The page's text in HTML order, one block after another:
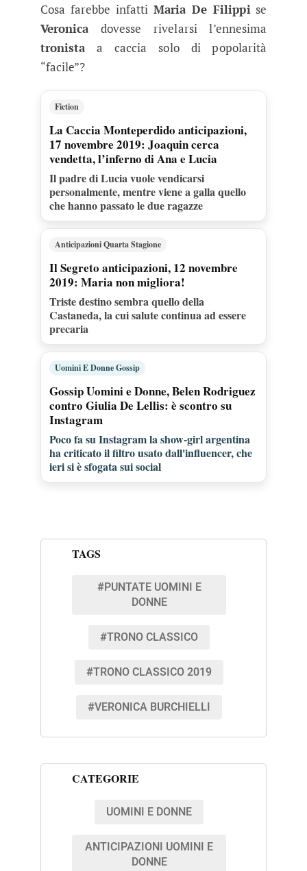
Cosa farebbe infattiMaria De Filippise
Veronicadovesse rivelarsi l’ennesima
tronistaa caccia solo di popolarità
“facile”?
Fiction
La Caccia Monteperdido anticipazioni,
17 novembre 2019: Joaquin cerca
vendetta, l’inferno di Ana e Lucia
Il padre di Lucia vuole vendicarsi
personalmente, mentre viene a galla quello
che hanno passato le due ragazze
Anticipazioni Quarta Stagione
Il Segreto anticipazioni, 12 novembre
2019: Maria non migliora!
Triste destino sembra quello della
Castaneda, la cui salute continua ad essere
precaria
Uomini E Donne Gossip
Gossip Uomini e Donne, Belen Rodriguez
contro Giulia De Lellis: è scontro su
Instagram
Poco fa su Instagram la show-girl argentina
ha criticato il filtro usato dall'influencer, che
ieri si è sfogata sui social
TAGS
#PUNTATE UOMINI E
DONNE
#TRONO CLASSICO
#TRONO CLASSICO 2019
#VERONICA BURCHIELLI
CATEGORIE
UOMINI E DONNE
ANTICIPAZIONI UOMINI E
DONNE